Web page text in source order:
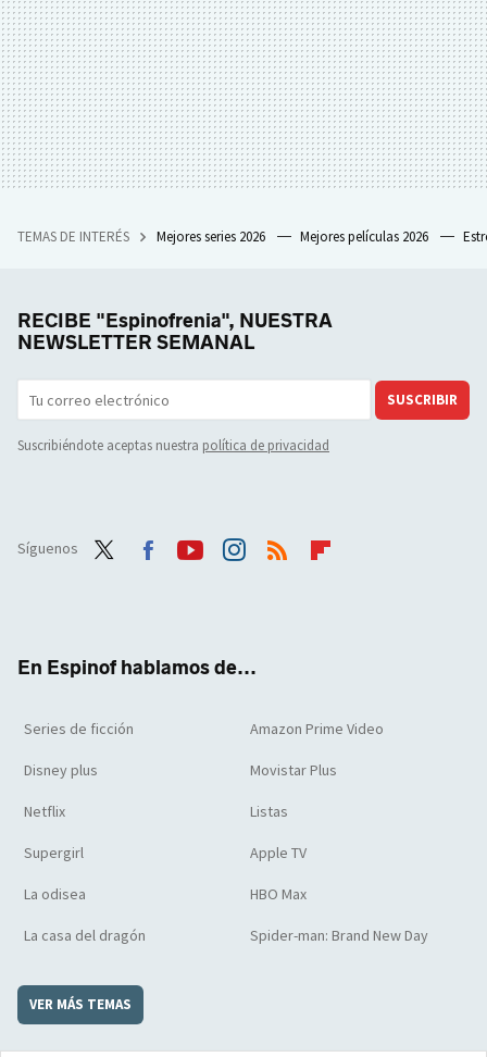
TEMAS DE INTERÉS Mejores series 2026 Mejores películas 2026
RECIBE "Espinofrenia", NUESTRA
NEWSLETTER SEMANAL
SUSCRIBIR
Suscribiéndote aceptas nuestra política de privacidad
Síguenos
En Espinof hablamos de...
Series de ficción Amazon Prime Video
Disney plus Movistar Plus
Netflix Listas
Supergirl Apple TV
La odisea HBO Max
La casa del dragón Spider-man: Brand New Day
VER MÁS TEMAS